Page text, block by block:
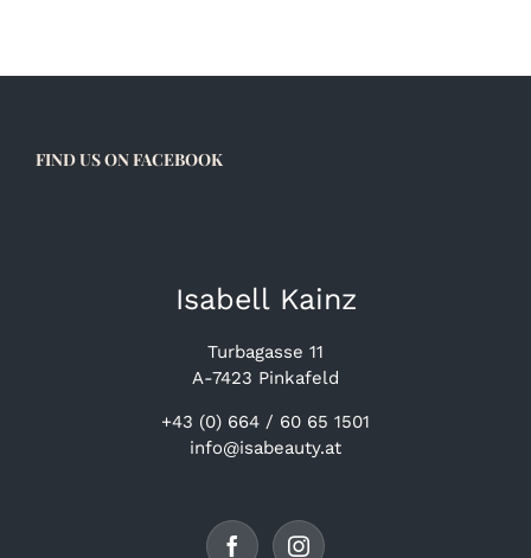
FIND US ON FACEBOOK
Isabell Kainz
Turbagasse 11
A-7423 Pinkafeld
+43 (0) 664 / 60 65 1501
info@isabeauty.at